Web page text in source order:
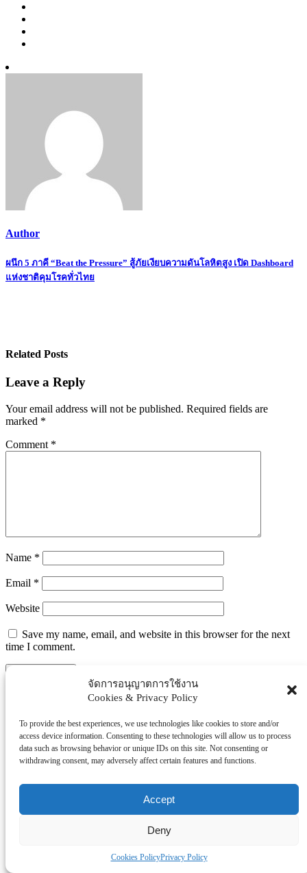
จัดการอนุญาตการใช้งาน
Cookies & Privacy Policy
To provide the best experiences, we use technologies like cookies to store and/or
access device information. Consenting to these technologies will allow us to process
data such as browsing behavior or unique IDs on this site. Not consenting or
withdrawing consent, may adversely affect certain features and functions.
Accept
Deny
Cookies PolicyPrivacy Policy
Author
Post
navigation
ผนึก 5 ภาคี “Beat the Pressure” สู้ภัยเงียบความดันโลหิตสูง เปิด Dashboard
แห่งชาติคุมโรคทั่วไทย
Related Posts
Leave a Reply
Your email address will not be published. Required fields are
marked *
Comment *
Name *
Email *
Website
Save my name, email, and website in this browser for the next
time I comment.
Explore Topics
Thaiworldtoday